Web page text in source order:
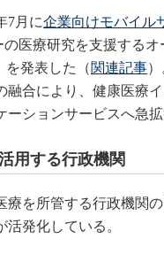
7月に企業向けモバイル
の医療研究を支援する
を発表した（関連記事
融合により、健康医療
ーションサービスへ急拡
用する行政機関
を所管する行政機関
活発化している。